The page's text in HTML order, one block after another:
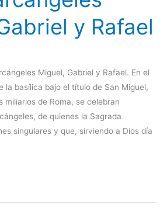
y Rafael
Miguel, Gabriel y Rafael. En el
la basílica bajo el título de San Miguel,
miliarios de Roma, se celebran
de quienes la Sagrada
singulares y que, sirviendo a Dios día